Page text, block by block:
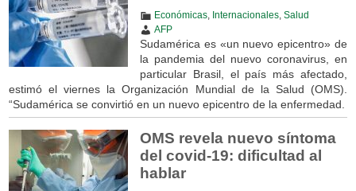
Económicas, Internacionales, Salud
AFP
Sudamérica es «un nuevo epicentro» de
la pandemia del nuevo coronavirus, en
particular Brasil, el país más afectado,
estimó el viernes la Organización Mundial de la Salud (OMS).
“Sudamérica se convirtió en un nuevo epicentro de la enfermedad.
OMS revela nuevo síntoma
del covid-19: dificultad al
hablar